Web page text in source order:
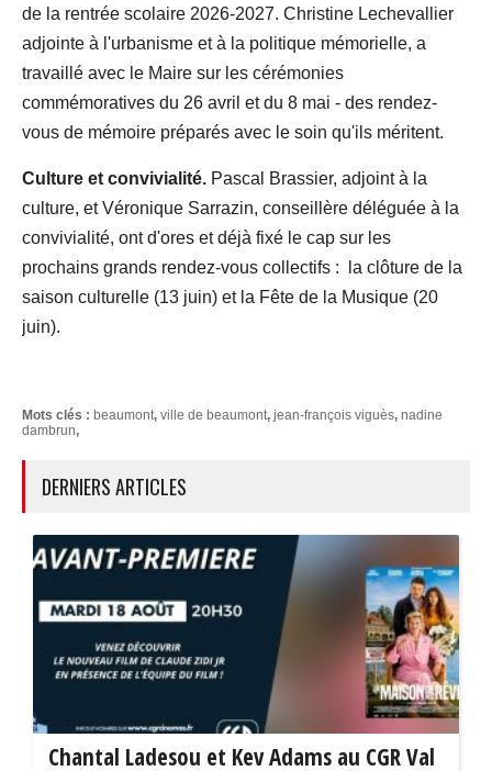
de la rentrée scolaire 2026-2027. Christine Lechevallier
adjointe à l'urbanisme et à la politique mémorielle, a
travaillé avec le Maire sur les cérémonies
commémoratives du 26 avril et du 8 mai - des rendez-
vous de mémoire préparés avec le soin qu'ils méritent.
Culture et convivialité. Pascal Brassier, adjoint à la
culture, et Véronique Sarrazin, conseillère déléguée à la
convivialité, ont d'ores et déjà fixé le cap sur les
prochains grands rendez-vous collectifs : la clôture de la
saison culturelle (13 juin) et la Fête de la Musique (20
juin).
Mots clés : beaumont, ville de beaumont, jean-françois viguès, nadine
dambrun,
DERNIERS ARTICLES
Chantal Ladesou et Kev Adams au CGR Val